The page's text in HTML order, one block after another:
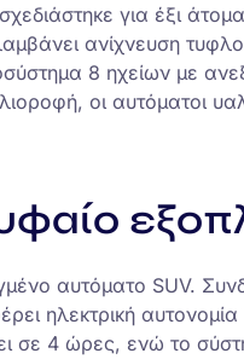
για έξι
ανίχνευση
8 ηχείων με
οι αυτόματοι
αυτόματο SUV.
ηλεκτρική
σε 4 ώρες, ενώ το